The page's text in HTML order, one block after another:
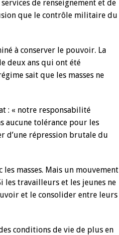
de renseignement et de
que le contrôle militaire du
à conserver le pouvoir. La
deux ans qui ont été
sait que les masses ne
: « notre responsabilité
aucune tolérance pour les
d’une répression brutale du
masses. Mais un mouvement
les travailleurs et les jeunes ne
et le consolider entre leurs
conditions de vie de plus en